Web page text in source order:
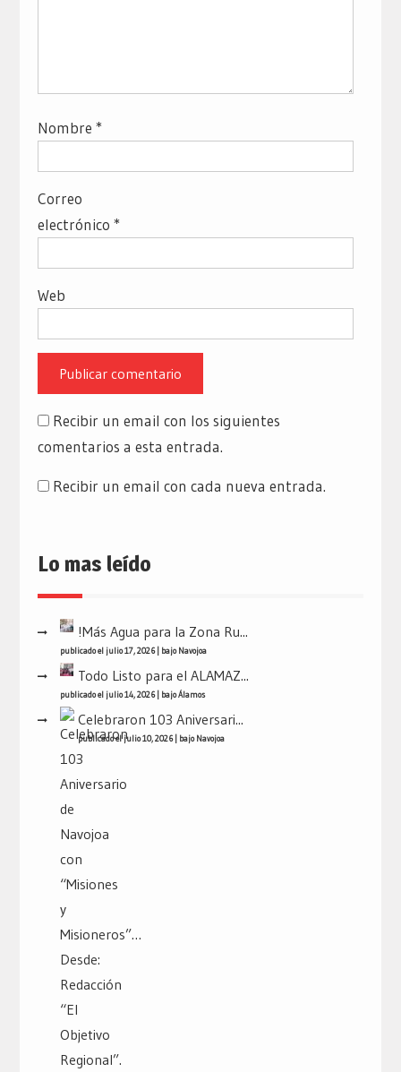
Nombre *
Correo
electrónico *
Web
Recibir un email con los siguientes
comentarios a esta entrada.
Recibir un email con cada nueva entrada.
Lo mas leído
!Más Agua para la Zona Ru...
publicado el julio 17, 2026| bajoNavojoa
Todo Listo para el ALAMAZ...
publicado el julio 14, 2026| bajoÁlamos
Celebraron 103 Aniversari...
publicado el julio 10, 2026| bajoNavojoa